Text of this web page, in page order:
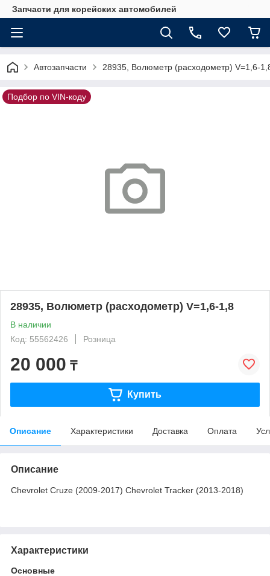
Запчасти для корейских автомобилей
Автозапчасти 28935, Волюметр (расходометр) V=1,6-
Подбор по VIN-коду
28935, Волюметр (расходометр) V=1,6-1,8
В наличии
Код: 55562426
Розница
20 000 ₸
Купить
Описание Характеристики Доставка Оплата
Описание
Chevrolet Cruze (2009-2017) Chevrolet Tracker (2013-2018)
Характеристики
Основные